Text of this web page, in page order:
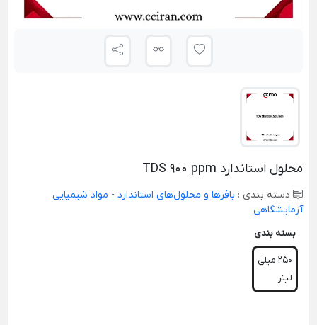
محلول استاندارد TDS 900 ppm
دسته بندی : بافرها و محلول‌های استاندارد - مواد شیمیایی
آزمایشگاهی
بسته بندی
250 میلی
لیتر